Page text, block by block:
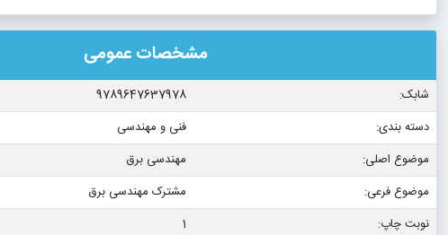
مشخصات عمومی
شابک:
9789647637978
دسته بندی:
فنی و مهندسی
موضوع اصلی:
مهندسی برق
موضوع فرعی:
مشترک مهندسی برق
نوبت چاپ:
1